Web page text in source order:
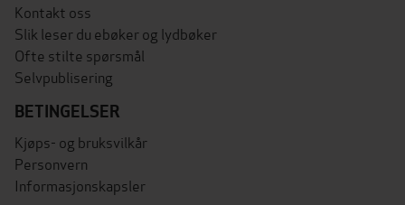
Kontakt oss
Slik leser du ebøker og lydbøker
Ofte stilte spørsmål
Selvpublisering
BETINGELSER
Kjøps- og bruksvilkår
Personvern
Informasjonskapsler